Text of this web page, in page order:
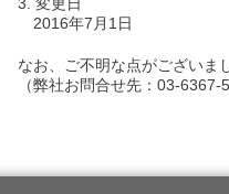
3. 変更日
2016年7月1日
なお、ご不明な点がございま
（弊社お問合せ先：03-6367-